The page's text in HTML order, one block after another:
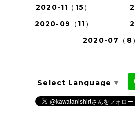
2020-11（15）
2020-09（11）
2020-07（8）
Select Language ▼